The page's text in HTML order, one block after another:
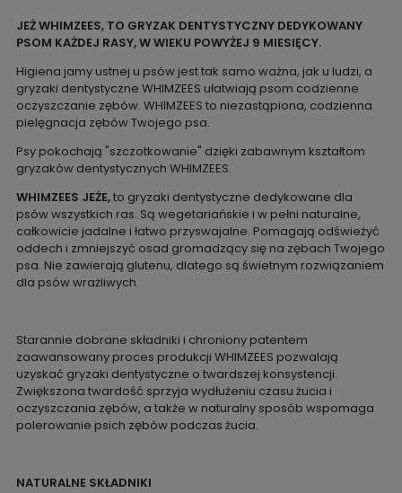
JEŻ WHIMZEES, TO GRYZAK DENTYSTYCZNY DEDYKOWANY
PSOM KAŻDEJ RASY, W WIEKU POWYŻEJ 9 MIESIĘCY.
Higiena jamy ustnej u psów jest tak samo ważna, jak u ludzi, a
gryzaki dentystyczne WHIMZEES ułatwiają psom codzienne
oczyszczanie zębów. WHIMZEES to niezastąpiona, codzienna
pielęgnacja zębów Twojego psa.
Psy pokochają "szczotkowanie" dzięki zabawnym kształtom
gryzaków dentystycznych WHIMZEES.
WHIMZEES JEŻE,to gryzaki dentystyczne dedykowane dla
psów wszystkich ras. Są wegetariańskie i w pełni naturalne,
całkowicie jadalne i łatwo przyswajalne. Pomagają odświeżyć
oddech i zmniejszyć osad gromadzący się na zębach Twojego
psa. Nie zawierają glutenu, dlatego są świetnym rozwiązaniem
dla psów wrażliwych.
Starannie dobrane składniki i chroniony patentem
zaawansowany proces produkcji WHIMZEES pozwalają
uzyskać gryzaki dentystyczne o twardszej konsystencji.
Zwiększona twardość sprzyja wydłużeniu czasu żucia i
oczyszczania zębów, a także w naturalny sposób wspomaga
polerowanie psich zębów podczas żucia.
NATURALNE SKŁADNIKI